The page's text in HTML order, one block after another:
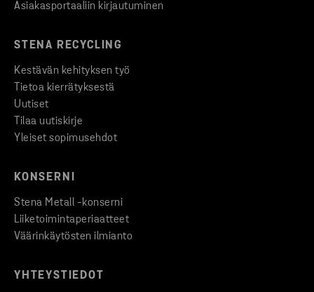
Asiakasportaaliin kirjautuminen
STENA RECYCLING
Kestävän kehityksen työ
Tietoa kierrätyksestä
Uutiset
Tilaa uutiskirje
Yleiset sopimusehdot
KONSERNI
Stena Metall -konserni
Liiketoimintaperiaatteet
Väärinkäytösten ilmianto
YHTEYSTIEDOT